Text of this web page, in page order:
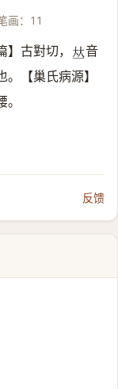
画：11
】古對切， 𠀤音
【巢氏病源】
反馈